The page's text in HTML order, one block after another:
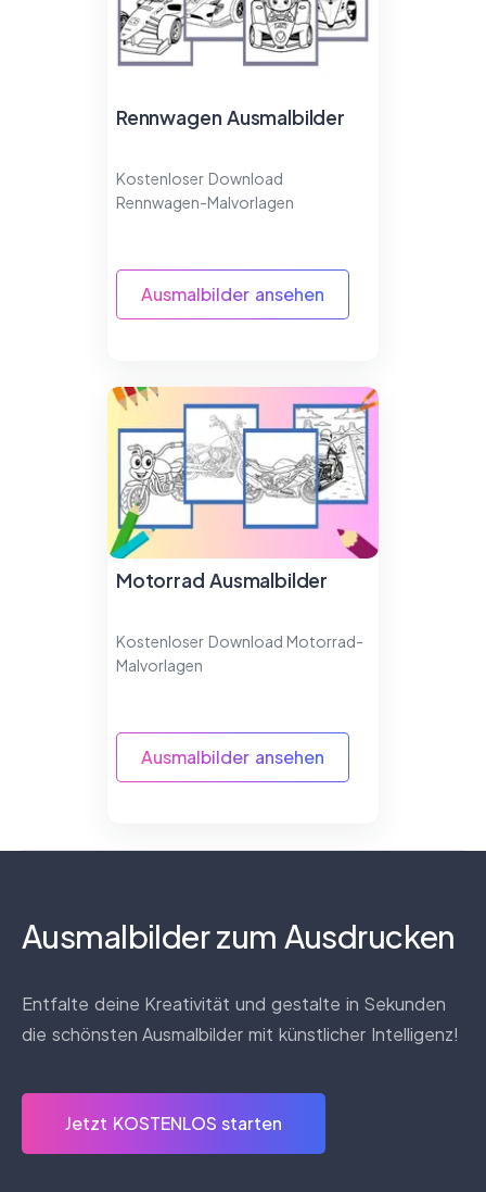
Rennwagen Ausmalbilder
Kostenloser Download
Rennwagen-Malvorlagen
Ausmalbilder ansehen
Motorrad Ausmalbilder
Kostenloser Download Motorrad-
Malvorlagen
Ausmalbilder ansehen
Ausmalbilder zum Ausdrucken
Entfalte deine Kreativität und gestalte in Sekunden
die schönsten Ausmalbilder mit künstlicher Intelligenz!
Jetzt KOSTENLOS starten